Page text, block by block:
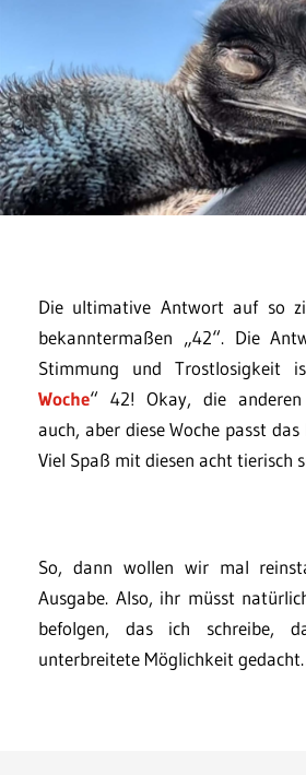
Die ultimative Antwort auf so
bekanntermaßen „42“. Die
Stimmung und Trostlosigkeit
Woche“ 42! Okay, die anderen
auch, aber diese Woche passt
Viel Spaß mit diesen acht tierisch
So, dann wollen wir mal
Ausgabe. Also, ihr müsst
befolgen, das ich schreibe,
unterbreitete Möglichkeit